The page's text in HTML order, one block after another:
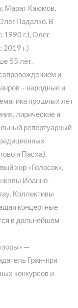
Марат Каюмов,
Падалко. В
г.), Олег
2019 г.)
55 лет.
и
– народные и
прошлых лет
лирические и
репертуарный
и Пасха).
хор «Голосок»,
Иоанно-
Коллективы
концертные
в дальнейшем
—
Гран-при
конкурсов и